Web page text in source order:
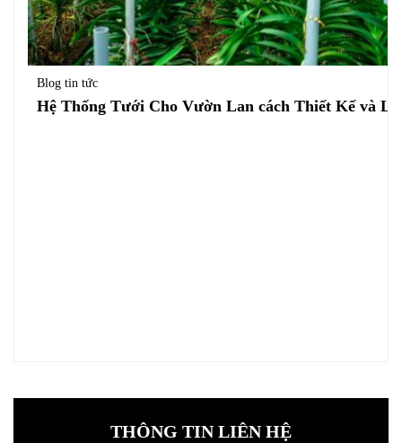
Blog tin tức
Hệ Thống Tưới Cho Vườn Lan cách Thiết Kế và
THÔNG TIN LIÊN HỆ